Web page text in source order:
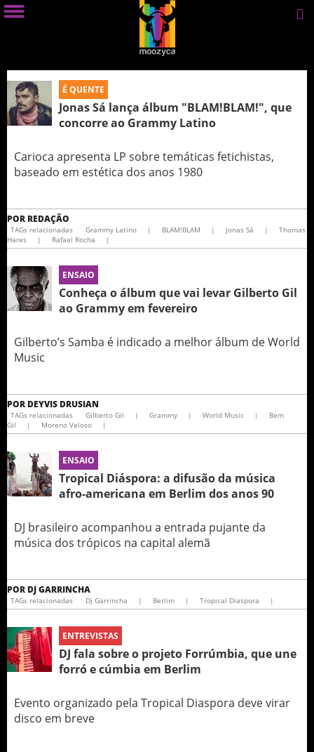
É QUENTE
Jonas Sá lança álbum "BLAM!BLAM!", que
concorre ao Grammy Latino
Carioca apresenta LP sobre temáticas fetichistas,
baseado em estética dos anos 1980
POR REDAÇÃO
TAGs relacionadas Grammy Latino | BLAM!BLAM | Jonas Sá |
Thomas
Hares
| Rafael Rocha |
ENSAIO
Conheça o álbum que vai levar Gilberto Gil
ao Grammy em fevereiro
Gilberto’s Samba é indicado a melhor álbum de World
Music
POR DEYVIS DRUSIAN
TAGs relacionadas Gilberto Gil | Grammy | World Music |
Bem
Gil
| Moreno Veloso |
ENSAIO
Tropical Diáspora: a difusão da música
afro-americana em Berlim dos anos 90
DJ brasileiro acompanhou a entrada pujante da
música dos trópicos na capital alemã
POR DJ GARRINCHA
TAGs relacionadas Dj Garrincha | Berlim | Tropical Diaspora |
ENTREVISTAS
DJ fala sobre o projeto Forrúmbia, que une
forró e cúmbia em Berlim
Evento organizado pela Tropical Diaspora deve virar
disco em breve